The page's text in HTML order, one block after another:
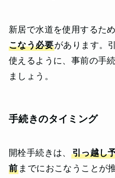
新居で水道を使用するため
こなう必要があります。
使えるように、事前の手
ましょう。
手続きのタイミング
開栓手続きは、 引っ越し
前 までにおこなうことが